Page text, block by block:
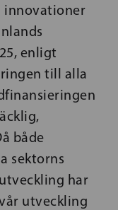
innovationer
enligt
till alla
både
sektorns
har
utveckling